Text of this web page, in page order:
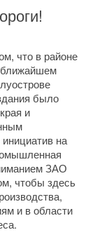
что в районе
ближайшем
было
и
инициатив на
ЗАО
чтобы здесь
и в области